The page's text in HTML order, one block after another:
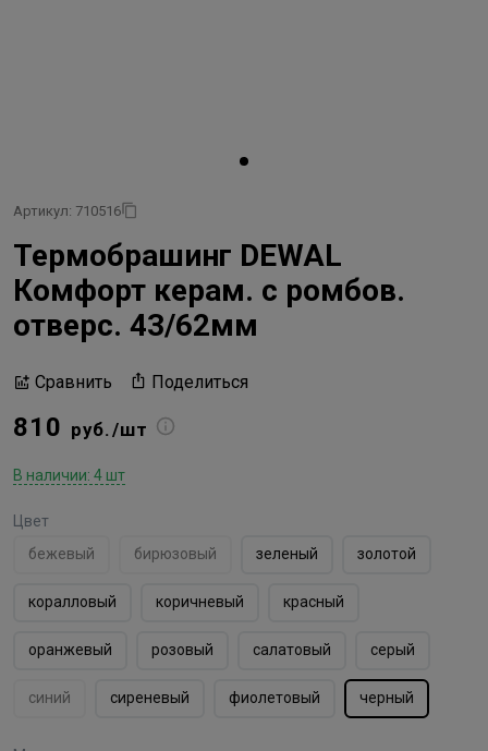
Артикул: 710516
Термобрашинг DEWAL
Комфорт керам. с ромбов.
отверс. 43/62мм
Сравнить Поделиться
810 руб./шт
В наличии: 4 шт
Цвет
бежевый
бирюзовый зеленый золотой
коралловый коричневый красный
оранжевый розовый салатовый серый
синий сиреневый фиолетовый черный